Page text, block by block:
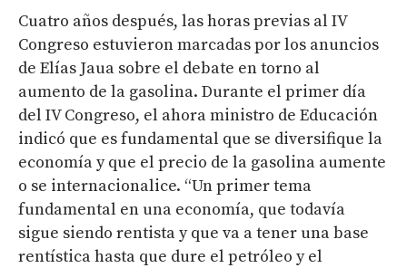
Cuatro años después, las horas previas al IV
Congreso estuvieron marcadas por los anuncios
de Elías Jaua sobre el debate en torno al
aumento de la gasolina. Durante el primer día
del IV Congreso, el ahora ministro de Educación
indicó que es fundamental que se diversifique la
economía y que el precio de la gasolina aumente
o se internacionalice. “Un primer tema
fundamental en una economía, que todavía
sigue siendo rentista y que va a tener una base
rentística hasta que dure el petróleo y el